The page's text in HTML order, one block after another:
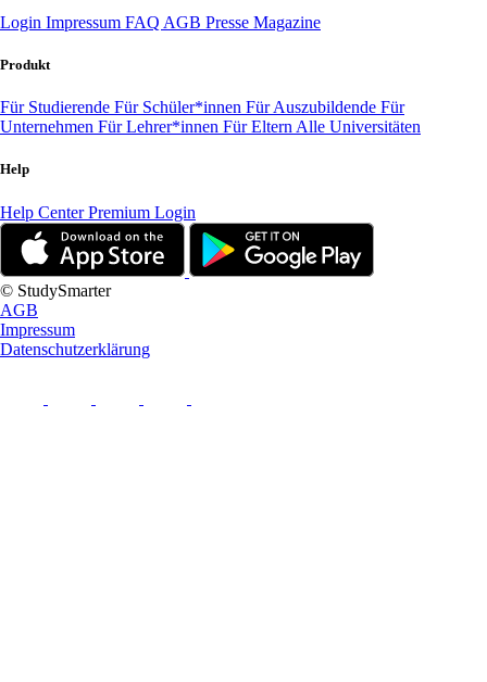
Login Impressum FAQ AGB Presse Magazine
Produkt
Für Studierende Für Schüler*innen Für Auszubildende Für
Unternehmen Für Lehrer*innen Für Eltern Alle Universitäten
Help
Help CenterPremium Login
© StudySmarter
AGB
Impressum
Datenschutzerklärung